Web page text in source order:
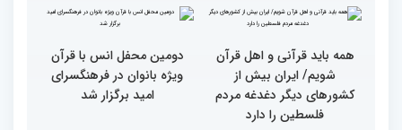
جزئیات سومین روز رقابت
بخش برادران مسابقات
بین‌المللی قرآن کریم
فرآیند اجرایی و فنی
مسابقات قرآن با مساعدت
همه بخش‌های ستاد اجرایی
به خوبی پیش رفته/ اوقاف
در مسیر توسعه علم